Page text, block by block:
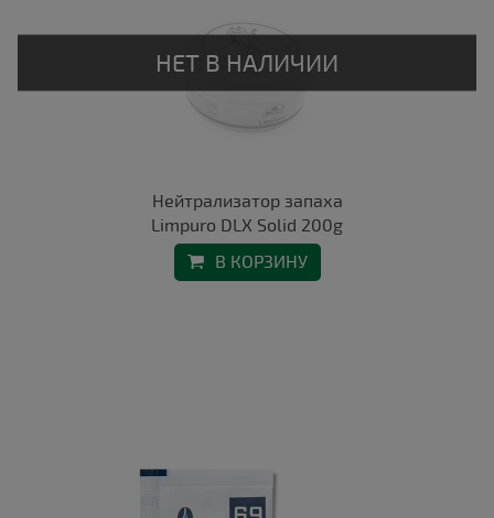
Нейтрализатор запаха
Limpuro DLX Solid 200g
В КОРЗИНУ